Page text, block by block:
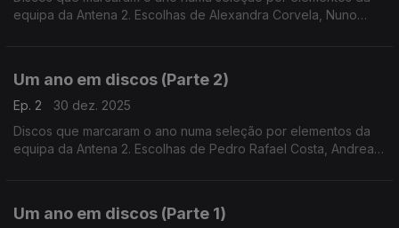
equipa da Antena 2. Escolhas de Alexandra Corvela, Nuno
Um ano em discos (Parte 2)
Ep. 2
30 dez. 2025
Discos que marcaram o ano numa seleção por elementos da
equipa da Antena 2. Escolhas de Pedro Rafael Costa, Andrea
Um ano em discos (Parte 1)